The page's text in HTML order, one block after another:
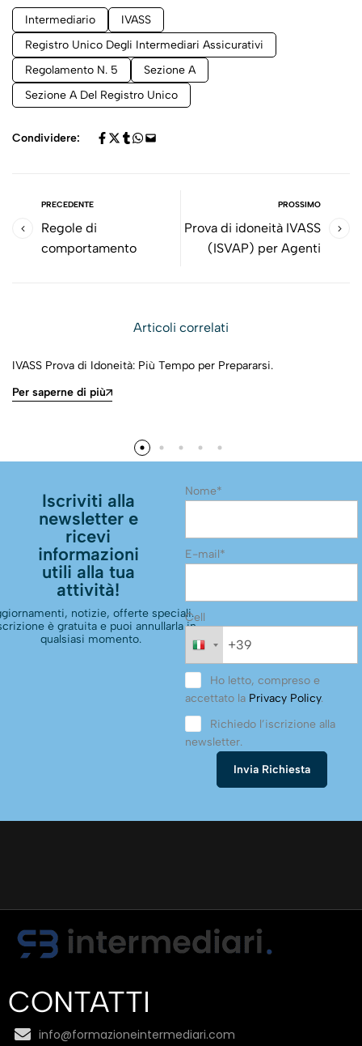
Intermediario
IVASS
Registro Unico Degli Intermediari Assicurativi
Regolamento N. 5
Sezione A
Sezione A Del Registro Unico
Condividere:
PRECEDENTE
Regole di
comportamento
PROSSIMO
Prova di idoneità IVASS
(ISVAP) per Agenti
Articoli correlati
IVASS Prova di Idoneità: Più Tempo per Prepararsi.
Per saperne di più
Iscriviti alla
newsletter e
ricevi
informazioni
utili alla tua
attività!
notizie, offerte speciali.
è gratuita e puoi annullarla in
qualsiasi momento.
Nome*
E-mail*
Cell
Ho letto, compreso e
accettato la Privacy Policy.
Richiedo l’iscrizione alla
newsletter.
CONTATTI
info@formazioneintermediari.com